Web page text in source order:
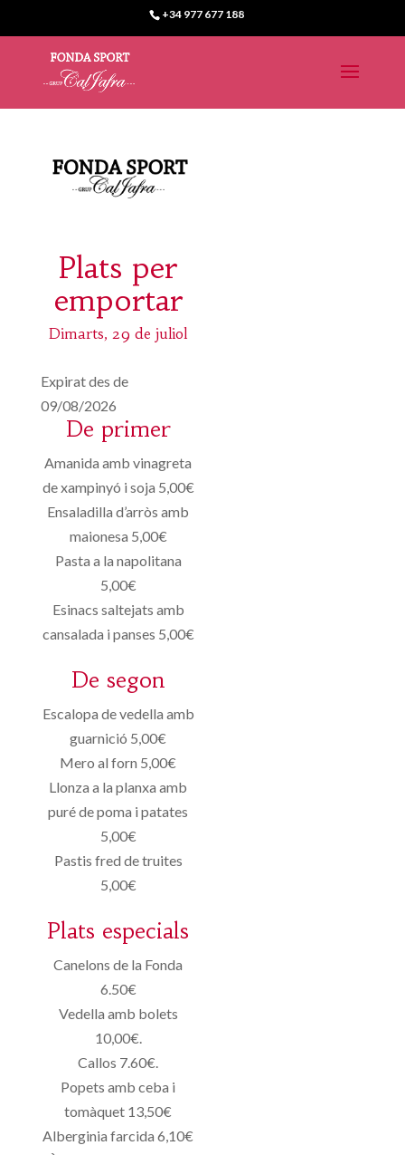
+34 977 677 188
Plats per
emportar
Dimarts, 29 de juliol
Expirat des de
09/08/2026
De primer
Amanida amb vinagreta
de xampinyó i soja 5,00€
Ensaladilla d’arròs amb
maionesa 5,00€
Pasta a la napolitana
5,00€
Esinacs saltejats amb
cansalada i panses 5,00€
De segon
Escalopa de vedella amb
guarnició 5,00€
Mero al forn 5,00€
Llonza a la planxa amb
puré de poma i patates
5,00€
Pastis fred de truites
5,00€
Plats especials
Canelons de la Fonda
6.50€
Vedella amb bolets
10,00€.
Callos 7.60€.
Popets amb ceba i
tomàquet 13,50€
Alberginia farcida 6,10€